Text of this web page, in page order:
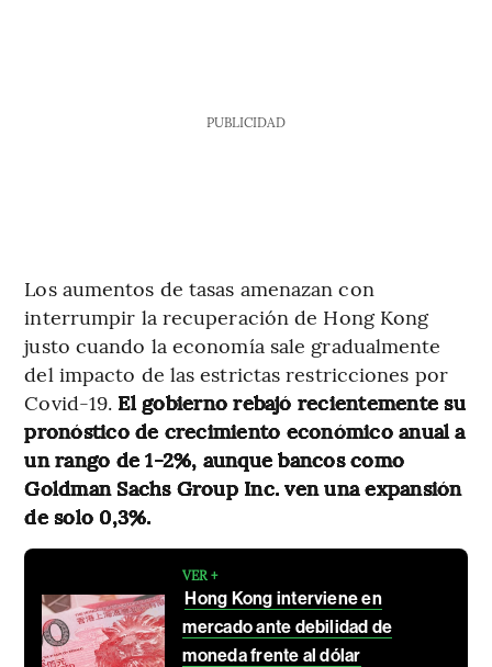
PUBLICIDAD
Los aumentos de tasas amenazan con
interrumpir la recuperación de Hong Kong
justo cuando la economía sale gradualmente
del impacto de las estrictas restricciones por
Covid-19. El gobierno rebajó recientemente su
pronóstico de crecimiento económico anual a
un rango de 1-2%, aunque bancos como
Goldman Sachs Group Inc. ven una expansión
de solo 0,3%.
VER +
Hong Kong interviene en
mercado ante debilidad de
moneda frente al dólar